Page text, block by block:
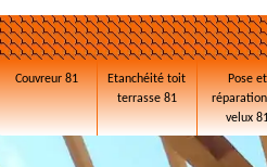
Couvreur 81
Etanchéité toit
terrasse 81
Pose et
velux